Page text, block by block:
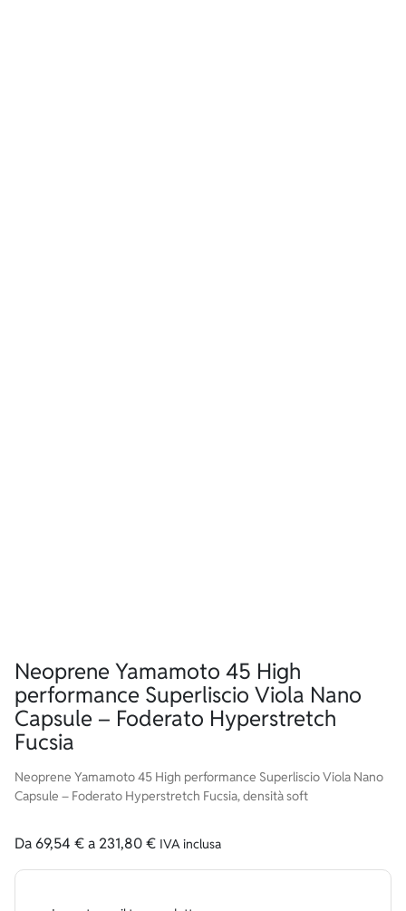
Neoprene Yamamoto 45 High
performance Superliscio Viola Nano
Capsule – Foderato Hyperstretch
Fucsia
Neoprene Yamamoto 45 High performance Superliscio Viola Nano
Capsule – Foderato Hyperstretch Fucsia, densità soft
Da69,54€a 231,80€ IVA inclusa